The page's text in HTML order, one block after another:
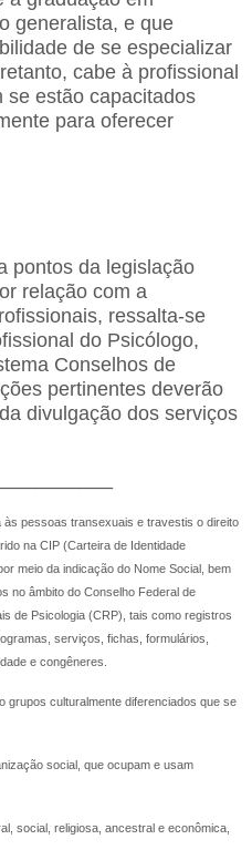
generalista, e que
de se especializar
cabe à profissional
se estão capacitados
para oferecer
pontos da legislação
relação com a
ressalta-se
do Psicólogo,
Conselhos de
pertinentes deverão
divulgação dos serviços
às pessoas transexuais e travestis o direito
na CIP (Carteira de Identidade
meio da indicação do Nome Social, bem
no âmbito do Conselho Federal de
de Psicologia (CRP), tais como registros
serviços, fichas, formulários,
e congêneres.
grupos culturalmente diferenciados que se
social, que ocupam e usam
social, religiosa, ancestral e econômica,